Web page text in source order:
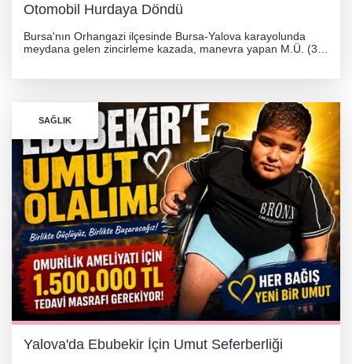
Otomobil Hurdaya Döndü
Bursa'nın Orhangazi ilçesinde Bursa-Yalova karayolunda
meydana gelen zincirleme kazada, manevra yapan M.Ü. (35)
SAĞLIK
Yalova'da Ebubekir İçin Umut Seferberliği